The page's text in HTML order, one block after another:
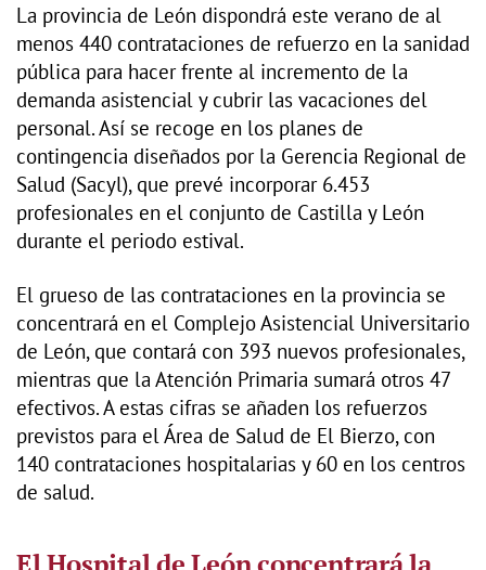
La provincia de León dispondrá este verano de al
menos 440 contrataciones de refuerzo en la sanidad
pública para hacer frente al incremento de la
demanda asistencial y cubrir las vacaciones del
personal. Así se recoge en los planes de
contingencia diseñados por la Gerencia Regional de
Salud (Sacyl), que prevé incorporar 6.453
profesionales en el conjunto de Castilla y León
durante el periodo estival.
El grueso de las contrataciones en la provincia se
concentrará en el Complejo Asistencial Universitario
de León, que contará con 393 nuevos profesionales,
mientras que la Atención Primaria sumará otros 47
efectivos. A estas cifras se añaden los refuerzos
previstos para el Área de Salud de El Bierzo, con
140 contrataciones hospitalarias y 60 en los centros
de salud.
El Hospital de León concentrará la